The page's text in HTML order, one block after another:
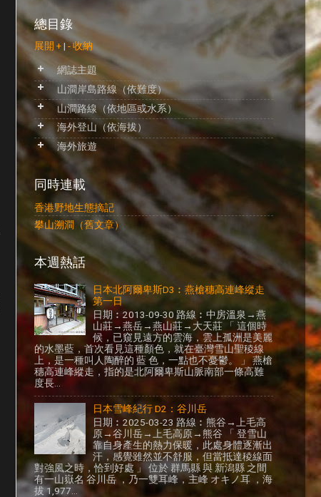
總目錄
展開 +| - 收納
網誌主題
山澗岸島路線（依難度）
山澗路線（依地區或水系）
海外登山（依海拔）
海外旅遊
同時連載
香港野地生態摘記
攀山溯澗（舊文章）
本週熱話
日本北阿爾卑斯D3︰燕槍穗高連峰縱走
第一日
日期︰2013-09-30 路線︰中房溫泉→燕
山莊→燕岳→燕山莊→大天莊 「 這個時
候，已窺見遠方的雲海，雲上孤洲是美麗
的水墨藍，首次看見這種顏色，就在臺灣雪山聖稜線
上，是一種叫人陶醉的 藍 色，一點也不憂鬱。 」 燕槍
穗高連峰縱走，指的是北阿爾卑斯山脈南部一條高難
度長...
日本雪峰紀行 D2：谷川岳
日期︰2025-03-23 路線︰熊谷→上毛高
原→谷川岳→上毛高原→熊谷 「 登雪山
靠自身產生的熱力保暖，此處身體逐漸出
汗，感覺雖然並不舒服，但當抵達稜線面
對強風之時，恰到好處 」 位於 群馬縣 與 新潟縣 之間
有一山嶽名 谷川岳 ，乃一雙耳峰，主峰 オキノ耳 ，海
拔 1,977...